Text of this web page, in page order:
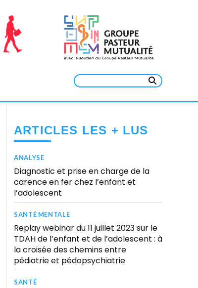
Rechercher :
ARTICLES LES + LUS
ANALYSE
Diagnostic et prise en charge de la
carence en fer chez l’enfant et
l’adolescent
SANTÉ MENTALE
Replay webinar du 11 juillet 2023 sur le
TDAH de l’enfant et de l’adolescent : à
la croisée des chemins entre
pédiatrie et pédopsychiatrie
SANTÉ